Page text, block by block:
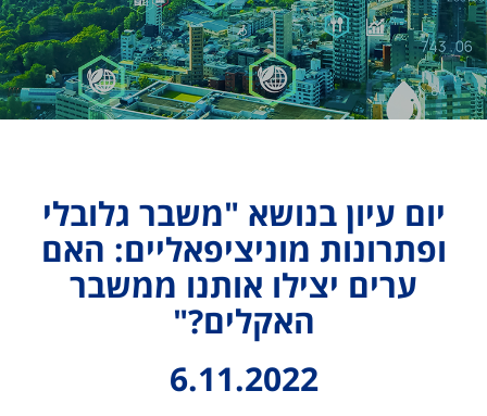
יום עיון בנושא "משבר גלובלי
ופתרונות מוניציפאליים: האם
ערים יצילו אותנו ממשבר
האקלים?"
6.11.2022